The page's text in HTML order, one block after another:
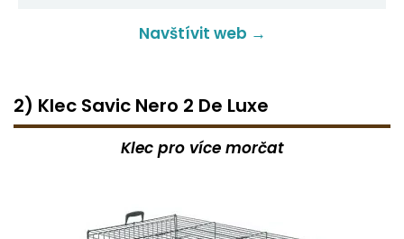
Navštívit web →
2) Klec Savic Nero 2 De Luxe
Klec pro více morčat